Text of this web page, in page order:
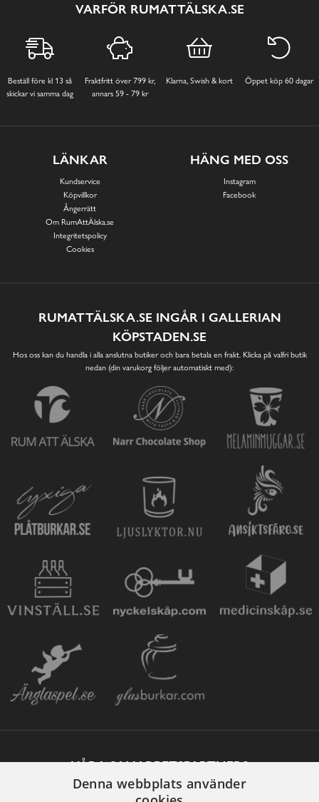
VARFÖR RUMATTÄLSKA.SE
Beställ före kl 13 så
skickar vi samma dag
Fraktfritt över 799 kr,
annars 59 - 79 kr
Klarna, Swish & kort Öppet köp 60 dagar
LÄNKAR
Kundservice
Köpvillkor
Ångerrätt
Om RumAttÄlska.se
Integritetspolicy
Cookies
HÄNG MED OSS
Instagram
Facebook
RUMATTÄLSKA.SE INGÅR I GALLERIAN
KÖPSTADEN.SE
Hos oss kan du handla i alla anslutna butiker och bara betala en frakt. Klicka på valfri butik
nedan (din varukorg följer automatiskt med):
VÅRA SAMARBETSPARTNERS
Denna webbplats använder